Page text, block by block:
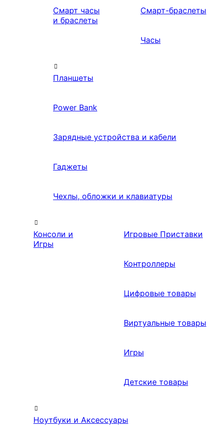
Смарт часы
и браслеты
Смарт-браслеты
Часы
Планшеты
Power Bank
Зарядные устройства и кабели
Гаджеты
Чехлы, обложки и клавиатуры
Консоли и
Игры
Игровые Приставки
Контроллеры
Цифровые товары
Виртуальные товары
Игры
Детские товары
Ноутбуки и Аксессуары